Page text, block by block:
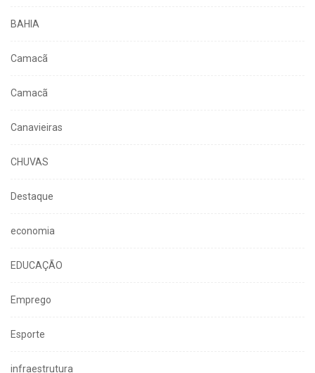
BAHIA
Camacã
Camacã
Canavieiras
CHUVAS
Destaque
economia
EDUCAÇÃO
Emprego
Esporte
infraestrutura